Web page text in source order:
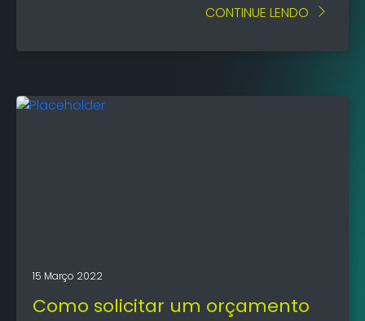
CONTINUE LENDO
15 Março 2022
Como solicitar um orçamento